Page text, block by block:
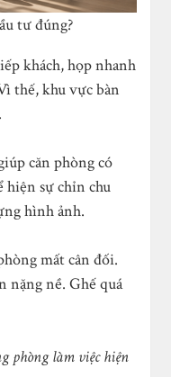
tư đúng?
khách, họp nhanh
thế, khu vực bàn
căn phòng có
sự chỉn chu
hình ảnh.
mất cân đối.
nặng nề. Ghế quá
phòng làm việc hiện